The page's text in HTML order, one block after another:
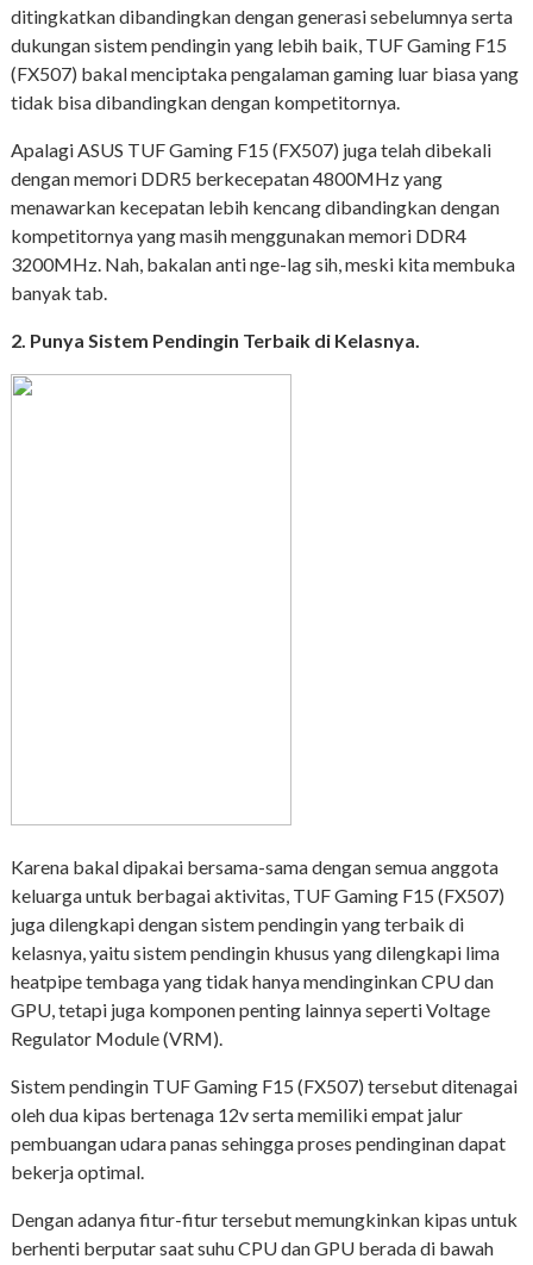
ditingkatkan dibandingkan dengan generasi sebelumnya serta
dukungan sistem pendingin yang lebih baik, TUF Gaming F15
(FX507) bakal menciptaka pengalaman gaming luar biasa yang
tidak bisa dibandingkan dengan kompetitornya.
Apalagi ASUS TUF Gaming F15 (FX507) juga telah dibekali
dengan memori DDR5 berkecepatan 4800MHz yang
menawarkan kecepatan lebih kencang dibandingkan dengan
kompetitornya yang masih menggunakan memori DDR4
3200MHz. Nah, bakalan anti nge-lag sih, meski kita membuka
banyak tab.
2. Punya Sistem Pendingin Terbaik di Kelasnya.
Karena bakal dipakai bersama-sama dengan semua anggota
keluarga untuk berbagai aktivitas, TUF Gaming F15 (FX507)
juga dilengkapi dengan sistem pendingin yang terbaik di
kelasnya, yaitu sistem pendingin khusus yang dilengkapi lima
heatpipe tembaga yang tidak hanya mendinginkan CPU dan
GPU, tetapi juga komponen penting lainnya seperti Voltage
Regulator Module (VRM).
Sistem pendingin TUF Gaming F15 (FX507) tersebut ditenagai
oleh dua kipas bertenaga 12v serta memiliki empat jalur
pembuangan udara panas sehingga proses pendinginan dapat
bekerja optimal.
Dengan adanya fitur-fitur tersebut memungkinkan kipas untuk
berhenti berputar saat suhu CPU dan GPU berada di bawah